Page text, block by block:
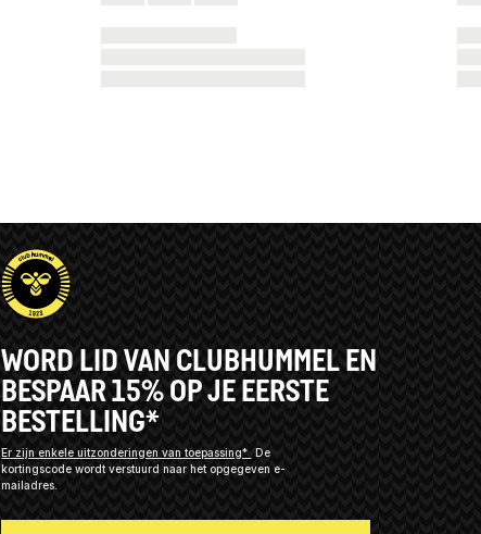
WORD LID VAN CLUBHUMMEL EN
BESPAAR 15% OP JE EERSTE
BESTELLING*
Er zijn enkele uitzonderingen van toepassing*
De
kortingscode wordt verstuurd naar het opgegeven e-
mailadres.